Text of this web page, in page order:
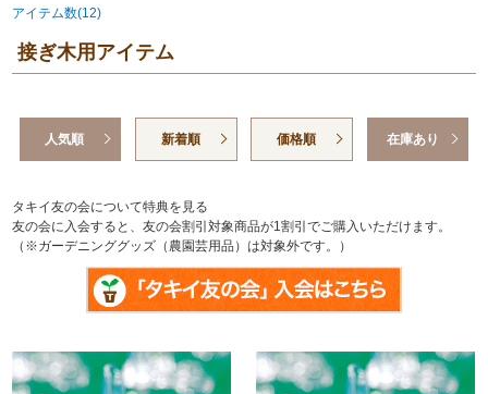
アイテム数(12)
接ぎ木用アイテム
人気順 新着順 価格順 在庫あり
タキイ友の会について特典を見る
友の会に入会すると、友の会割引対象商品が1割引でご購入いただけます。
（※ガーデニンググッズ（農園芸用品）は対象外です。）